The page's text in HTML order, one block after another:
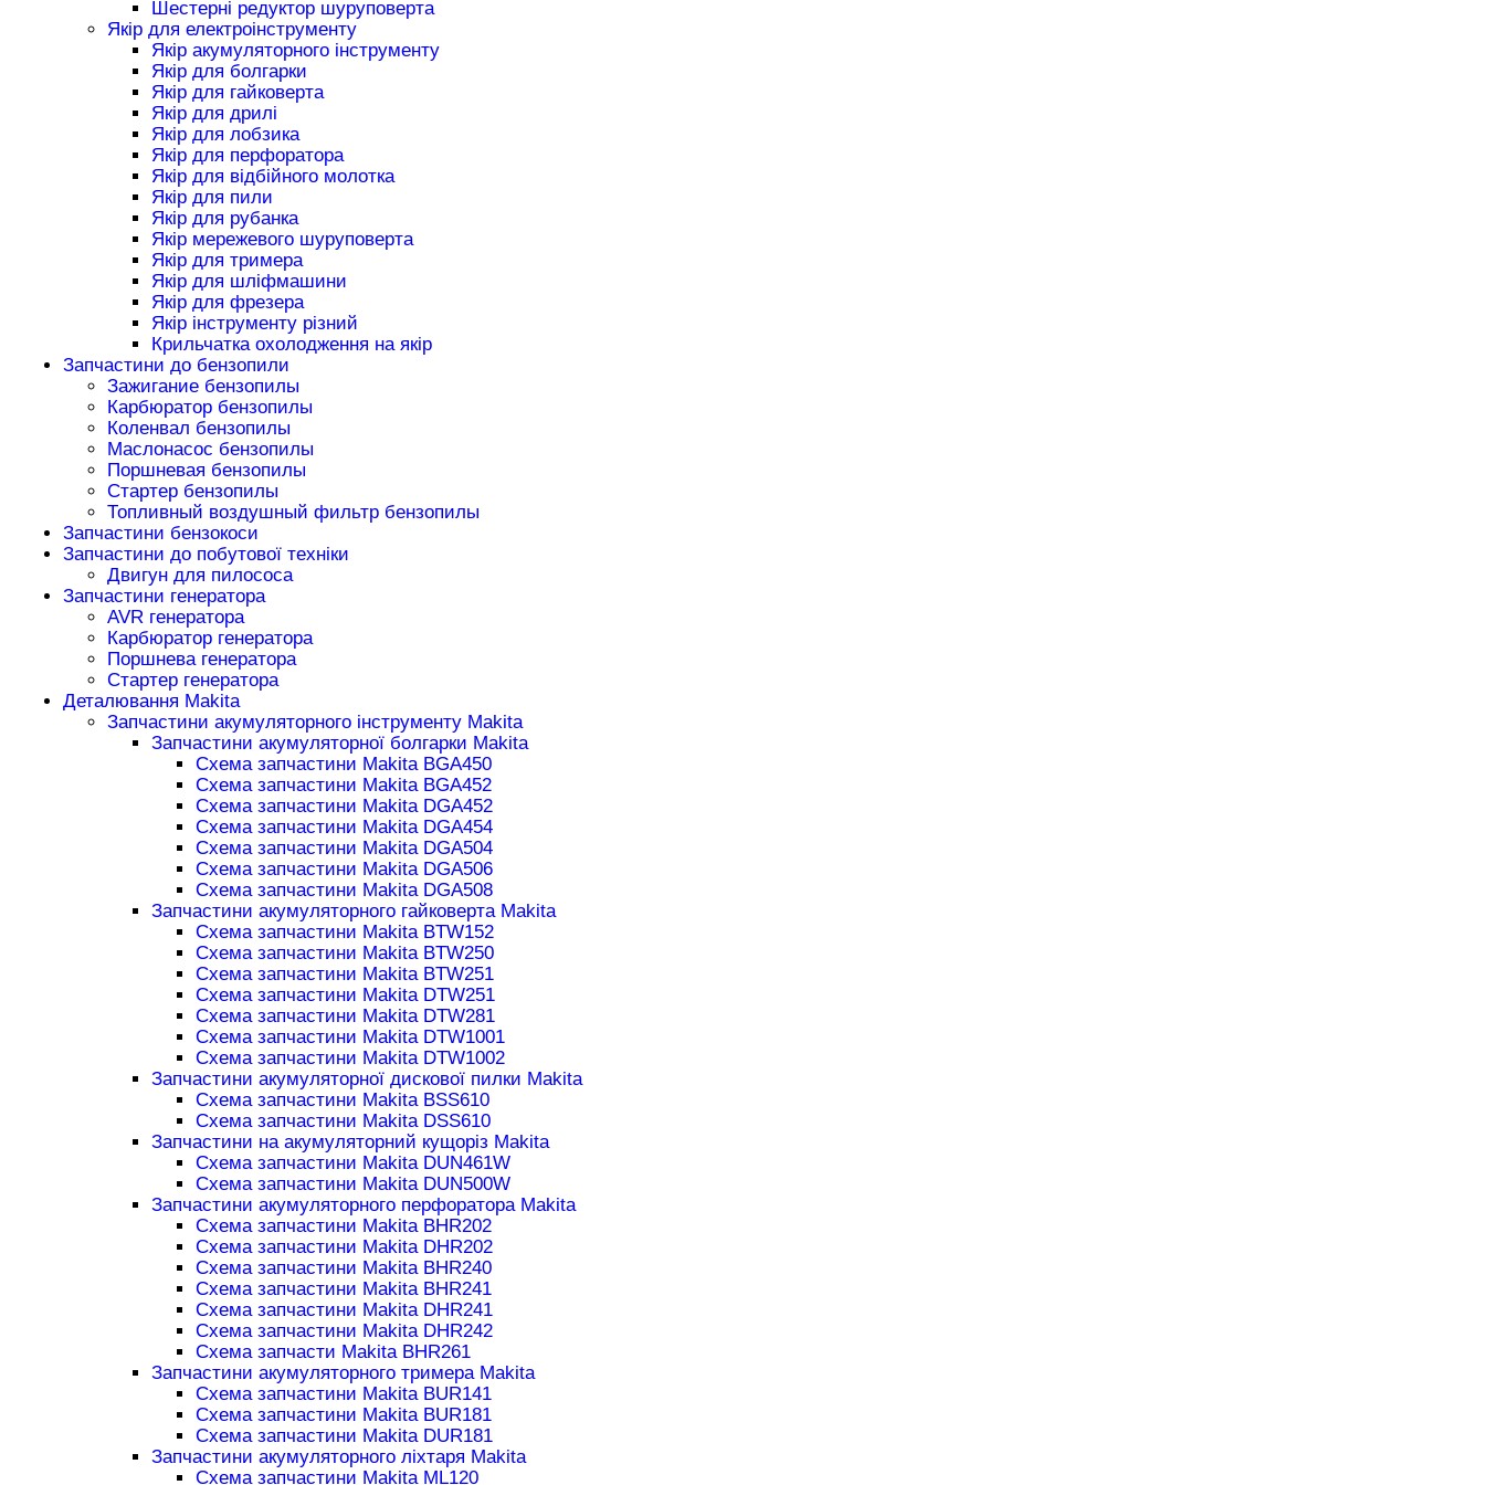
Шестерні редуктор шуруповерта
Якір для електроінструменту
Якір акумуляторного інструменту
Якір для болгарки
Якір для гайковерта
Якір для дрилі
Якір для лобзика
Якір для перфоратора
Якір для відбійного молотка
Якір для пили
Якір для рубанка
Якір мережевого шуруповерта
Якір для тримера
Якір для шліфмашини
Якір для фрезера
Якір інструменту різний
Крильчатка охолодження на якір
Запчастини до бензопили
Зажигание бензопилы
Карбюратор бензопилы
Коленвал бензопилы
Маслонасос бензопилы
Поршневая бензопилы
Стартер бензопилы
Топливный воздушный фильтр бензопилы
Запчастини бензокоси
Запчастини до побутової техніки
Двигун для пилососа
Запчастини генератора
AVR генератора
Карбюратор генератора
Поршнева генератора
Стартер генератора
Деталювання Makita
Запчастини акумуляторного інструменту Makita
Запчастини акумуляторної болгарки Makita
Схема запчастини Makita BGA450
Схема запчастини Makita BGA452
Схема запчастини Makita DGA452
Схема запчастини Makita DGA454
Схема запчастини Makita DGA504
Схема запчастини Makita DGA506
Схема запчастини Makita DGA508
Запчастини акумуляторного гайковерта Makita
Схема запчастини Makita BTW152
Схема запчастини Makita BTW250
Схема запчастини Makita BTW251
Схема запчастини Makita DTW251
Схема запчастини Makita DTW281
Схема запчастини Makita DTW1001
Схема запчастини Makita DTW1002
Запчастини акумуляторної дискової пилки Makita
Схема запчастини Makita BSS610
Схема запчастини Makita DSS610
Запчастини на акумуляторний кущоріз Makita
Схема запчастини Makita DUN461W
Схема запчастини Makita DUN500W
Запчастини акумуляторного перфоратора Makita
Схема запчастини Makita BHR202
Схема запчастини Makita DHR202
Схема запчастини Makita BHR240
Схема запчастини Makita BHR241
Схема запчастини Makita DHR241
Схема запчастини Makita DHR242
Схема запчасти Makita BHR261
Запчастини акумуляторного тримера Makita
Схема запчастини Makita BUR141
Схема запчастини Makita BUR181
Схема запчастини Makita DUR181
Запчастини акумуляторного ліхтаря Makita
Схема запчастини Makita ML120